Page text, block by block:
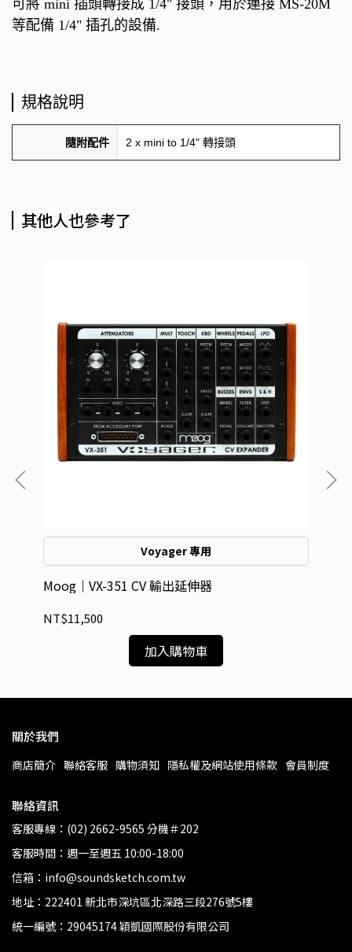
​​​​​​​​​​​​​​可將 mini 插頭轉接成 1/4" 接頭，用於連接 MS-20M
等配備 1/4" 插孔的設備.
規格說明
隨附配件 2 x mini to 1/4" 轉接頭
其他人也參考了
Voyager 專用
Moog｜VX-351 CV 輸出延伸器
NT$11,500
加入購物車
關於我們
商店簡介 聯絡客服 購物須知 隱私權及網站使用條款 會員制度
聯絡資訊
客服專線：(02) 2662-9565 分機＃202
客服時間：週一至週五 10:00-18:00
信箱：info@soundsketch.com.tw
地址：222401 新北市深坑區北深路三段276號5樓
統一編號：29045174 穎凱國際股份有限公司